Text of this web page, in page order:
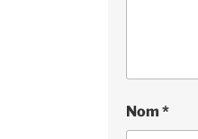
Nom *